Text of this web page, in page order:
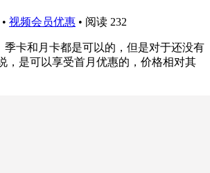
• 视频会员优惠 • 阅读 232
季卡和月卡都是可以的，但是对于还没有
，是可以享受首月优惠的，价格相对其